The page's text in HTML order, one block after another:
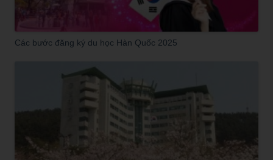
Các bước đăng ký du học Hàn Quốc 2025